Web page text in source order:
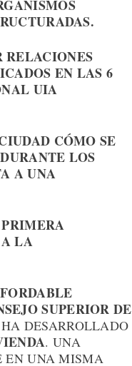
EN LAS 6
UIA
CÓMO SE
LOS
A UNA
LA
SUPERIOR DE
HA DESARROLLADO
. UNA
EN UNA MISMA